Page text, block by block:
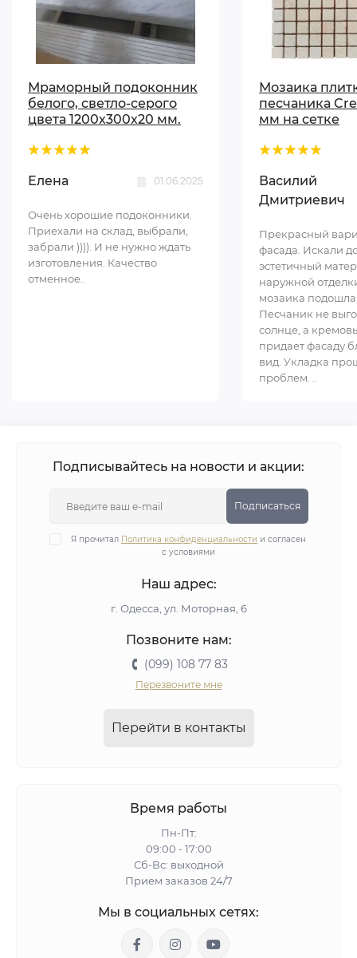
Мраморный подоконник
белого, светло-серого
цвета 1200х300х20 мм.
Елена 01.06.2025
Очень хорошие подоконники.
Приехали на склад, выбрали,
забрали )))). И не нужно ждать
изготовления. Качество
отменное..
Мозаика
песчаника
мм на сетке
Василий
Дмитриевич
Прекрасный
фасада. Искали
эстетичный
наружной
мозаика
Песчаник не
солнце, а
придает фасаду
вид. Укладка
проблем. ..
Подписывайтесь на новости и акции:
Подписаться
Я прочитал Политика конфиденциальности и согласен
с условиями
Наш адрес:
г. Одесса, ул. Моторная, 6
Позвоните нам:
(099) 108 77 83
Перезвоните мне
Перейти в контакты
Время работы
Пн-Пт:
09:00 - 17:00
Сб-Вс: выходной
Прием заказов 24/7
Мы в социальных сетях: